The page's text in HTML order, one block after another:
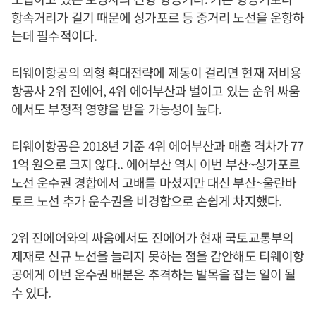
항속거리가 길기 때문에 싱가포르 등 중거리 노선을 운항하
는데 필수적이다.
티웨이항공의 외형 확대전략에 제동이 걸리면 현재 저비용
항공사 2위 진에어, 4위 에어부산과 벌이고 있는 순위 싸움
에서도 부정적 영향을 받을 가능성이 높다.
티웨이항공은 2018년 기준 4위 에어부산과 매출 격차가 77
1억 원으로 크지 않다.. 에어부산 역시 이번 부산~싱가포르
노선 운수권 경합에서 고배를 마셨지만 대신 부산~울란바
토르 노선 추가 운수권을 비경합으로 손쉽게 차지했다.
2위 진에어와의 싸움에서도 진에어가 현재 국토교통부의
제재로 신규 노선을 늘리지 못하는 점을 감안해도 티웨이항
공에게 이번 운수권 배분은 추격하는 발목을 잡는 일이 될
수 있다.